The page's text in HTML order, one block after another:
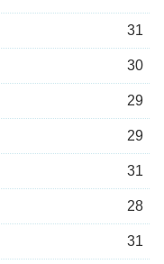
31
30
29
29
31
28
31